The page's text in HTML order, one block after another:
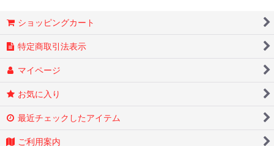
ショッピングカート
特定商取引法表示
マイページ
お気に入り
最近チェックしたアイテム
ご利用案内